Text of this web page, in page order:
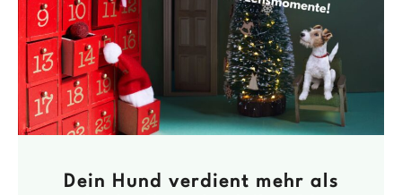
Dein Hund verdient mehr als